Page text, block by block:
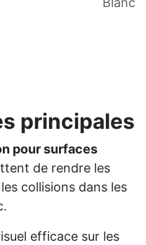
principales
pour surfaces
de rendre les
collisions dans les
efficace sur les